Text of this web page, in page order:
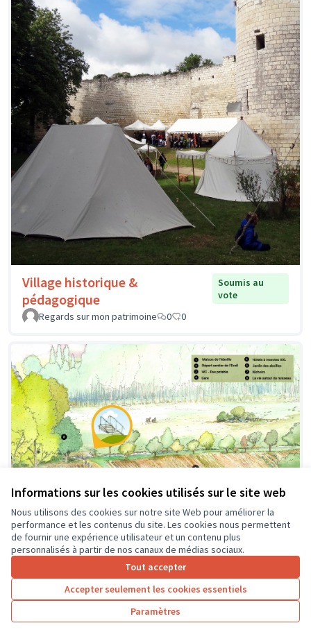
Informations sur les cookies utilisés sur le site web
Nous utilisons des cookies sur notre site Web pour améliorer la
performance et les contenus du site. Les cookies nous permettent
de fournir une expérience utilisateur et un contenu plus
personnalisés à partir de nos canaux de médias sociaux.
Tout accepter
Accepter seulement les cookies essentiels
Paramètres
Village historique &
pédagogique
Soumis au
vote
Regards sur mon patrimoine
0 0
Création d'une passerelle
Pageard
0 4